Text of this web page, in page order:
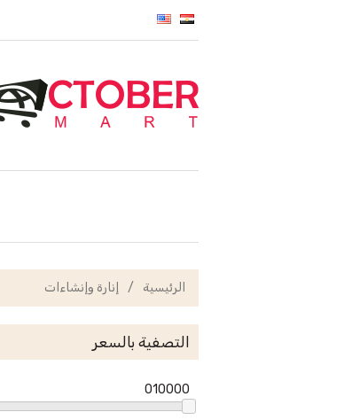
الرئيسية / إنارة وإنشاءات
التصفية بالسعر
010000